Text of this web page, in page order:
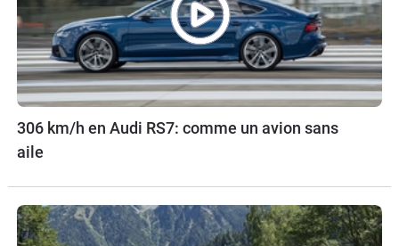
306 km/h en Audi RS7: comme un avion sans
aile